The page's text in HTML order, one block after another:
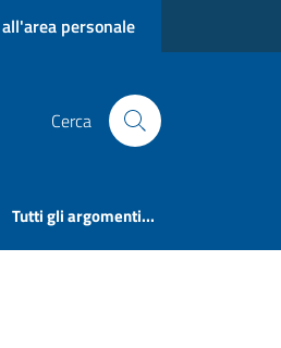
personale
Cerca
Tutti gli argomenti...